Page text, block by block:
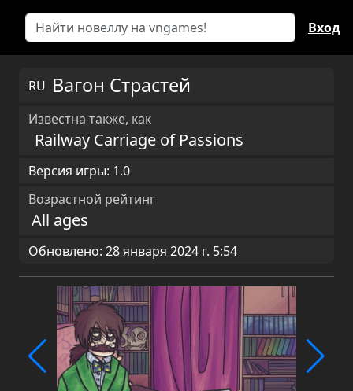
Вход
RU Вагон Страстей
Известна также, как
Railway Carriage of Passions
Версия игры: 1.0
Возрастной рейтинг
All ages
Обновлено: 28 января 2024 г. 5:54